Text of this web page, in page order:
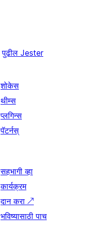
पुढील Jester
शोकेस
थीम्स
प्लगिन्स
पॅटर्नस्
सहभागी व्हा
कार्यक्रम
दान करा ↗
भविष्यासाठी पाच